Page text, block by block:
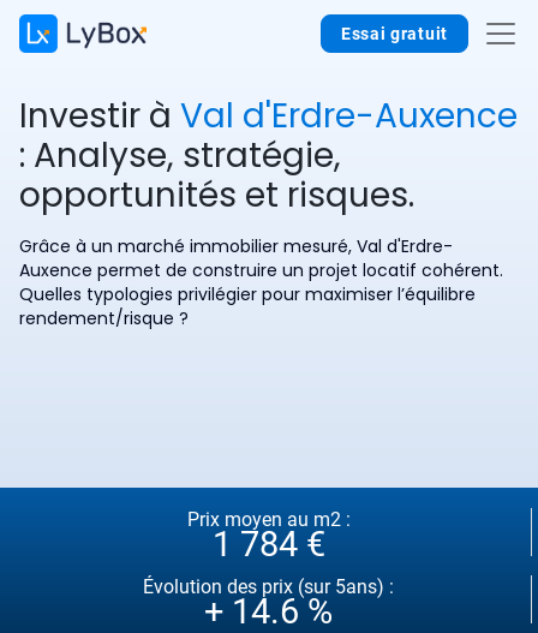
Essai gratuit
Investir à Val d'Erdre-Auxence
: Analyse, stratégie,
opportunités et risques.
Grâce à un marché immobilier mesuré, Val d'Erdre-
Auxence permet de construire un projet locatif cohérent.
Quelles typologies privilégier pour maximiser l’équilibre
rendement/risque ?
Prix moyen au m2 :
1 784 €
Évolution des prix (sur 5ans) :
+ 14.6 %